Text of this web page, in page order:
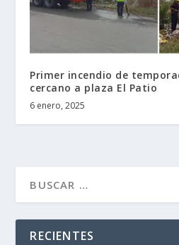
Primer incendio de
cercano a plaza El Patio
6 enero, 2025
RECIENTES